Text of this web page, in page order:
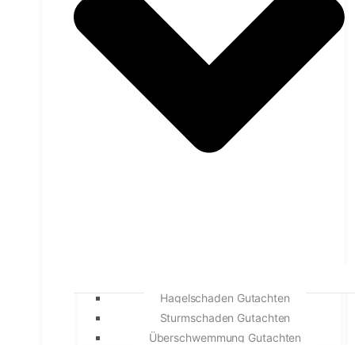
Hagelschaden Gutachten
Sturmschaden Gutachten
Überschwemmung Gutachten